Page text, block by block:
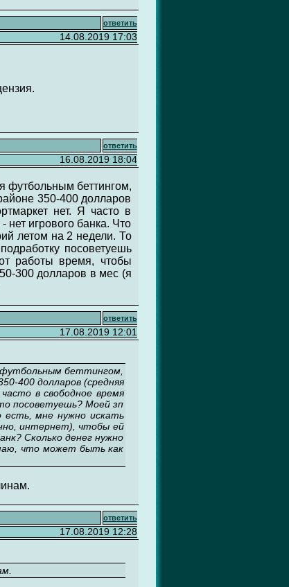
ответить
14.08.2019 17:03
ответить
16.08.2019 18:04
футбольным беттингом,
350-400 долларов
нет. Я часто в
игрового банка. Что
летом на 2 недели. То
посоветуешь
работы время, чтобы
300 долларов в мес (я
ответить
17.08.2019 12:01
беттингом,
400 долларов (средняя
в свободное время
посоветуешь? Моей зп
есть, мне нужно искать
интернет), чтобы ей
Сколько денег нужно
что может быть как
ответить
17.08.2019 12:28